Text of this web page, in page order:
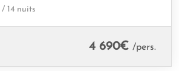
/ 14 nuits
4 690€ /pers.